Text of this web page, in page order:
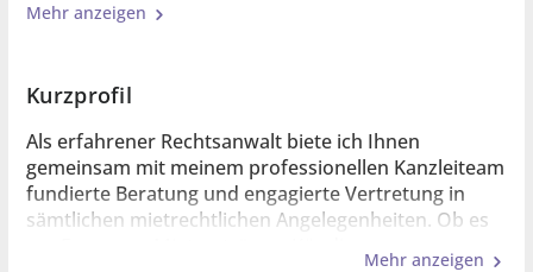
Mehr anzeigen
Kurzprofil
Als erfahrener Rechtsanwalt biete ich Ihnen
gemeinsam mit meinem professionellen Kanzleiteam
fundierte Beratung und engagierte Vertretung in
sämtlichen mietrechtlichen Angelegenheiten. Ob es
Mehr anzeigen